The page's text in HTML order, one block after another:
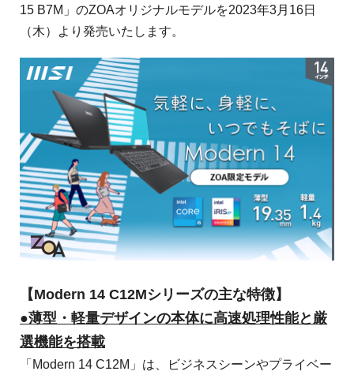
15 B7M」のZOAオリジナルモデルを2023年3月16日
（木）より発売いたします。
【Modern 14 C12Mシリーズの主な特徴】
●薄型・軽量デザインの本体に高速処理性能と厳
選機能を搭載
「Modern 14 C12M」は、ビジネスシーンやプライベー